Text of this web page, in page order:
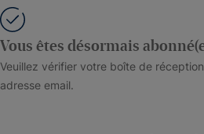
Vous êtes désormais
Veuillez vérifier votre boîte de
adresse email.